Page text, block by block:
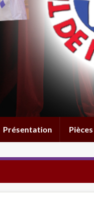
Présentation Pièces